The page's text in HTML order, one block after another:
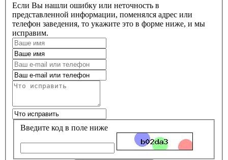
Если Вы нашли ошибку или неточность в
представленной информации, поменялся адрес или
телефон заведения, то укажите это в форме ниже, и мы
исправим.
Введите код в поле ниже